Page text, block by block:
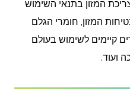
המזון בתנאי השימוש
המזון, חומרי הגלם
קיימים לשימוש בעולם
ועוד.